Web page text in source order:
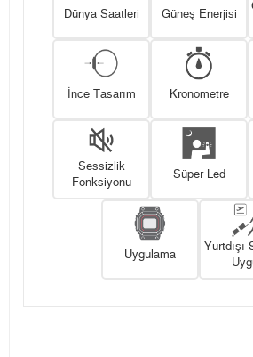
Dünya Saatleri Güneş Enerjisi
İnce Tasarım Kronometre
Sessizlik
Fonksiyonu
Süper Led
Uygulama
Yurtdışı